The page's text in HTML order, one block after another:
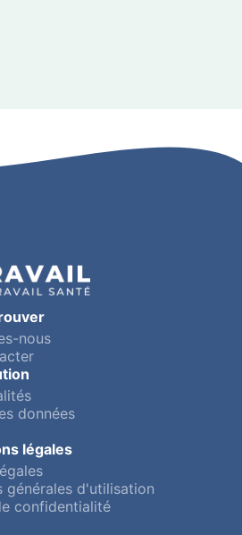
nous
données
légales
générales d'utilisation
confidentialité